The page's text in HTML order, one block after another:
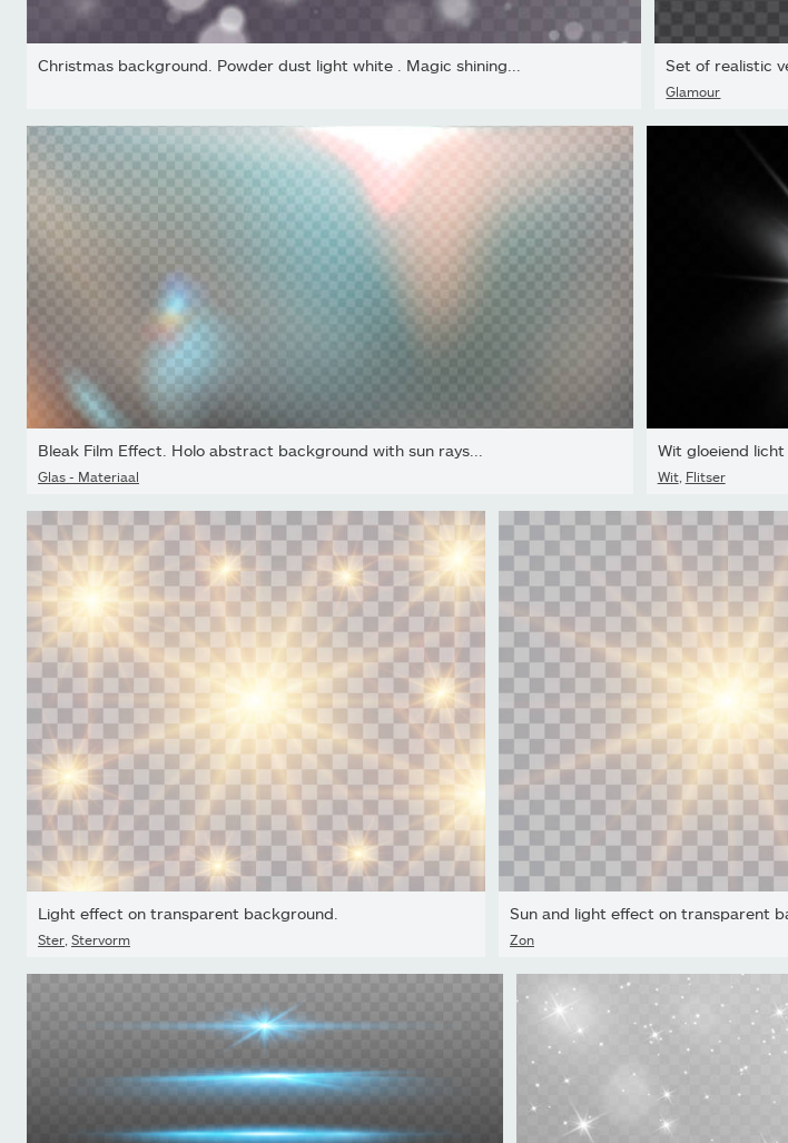
Christmas background. Powder dust light white . Magic shining... Set of realistic
Glamour
Bleak Film Effect. Holo abstract background with sun rays...
Glas - Materiaal Wit, Flitser
Light effect on transparent background.
Ster Stervorm
Sun and light effect on transparent
Zon